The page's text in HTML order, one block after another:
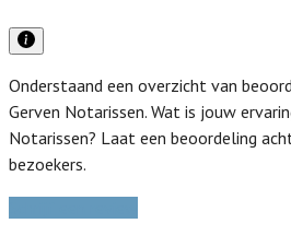
Onderstaand een overzicht van
Gerven Notarissen. Wat is jouw
Notarissen? Laat een beoordeling
bezoekers.